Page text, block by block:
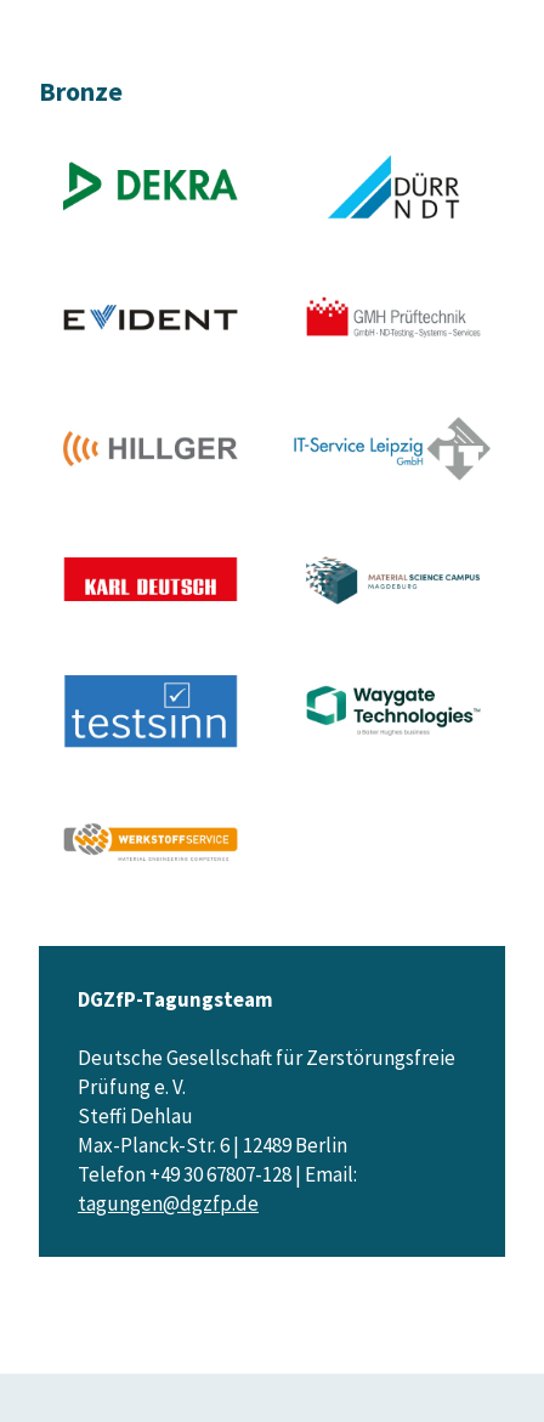
Bronze
DGZfP-Tagungsteam
Deutsche Gesellschaft für Zerstörungsfreie
Prüfung e. V.
Steffi Dehlau
Max-Planck-Str. 6 | 12489 Berlin
Telefon +49 30 67807-128 | Email:
tagungen@dgzfp.de